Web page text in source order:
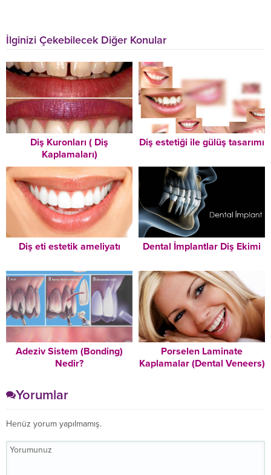
İlginizi Çekebilecek Diğer Konular
Diş Kuronları ( Diş
Kaplamaları)
Diş estetiği ile gülüş tasarımı
Diş eti estetik ameliyatı Dental İmplantlar Diş Ekimi
Adeziv Sistem (Bonding)
Nedir?
Porselen Laminate
Kaplamalar (Dental Veneers)
Yorumlar
Henüz yorum yapılmamış.